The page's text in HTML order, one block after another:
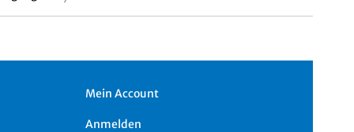
Mein Account
Anmelden